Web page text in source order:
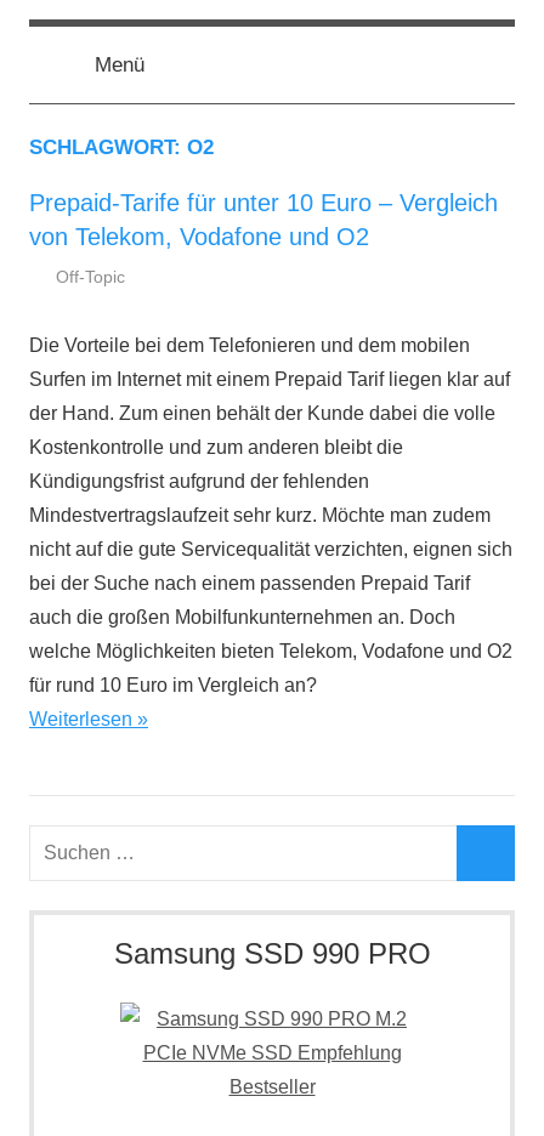
Zumssd-
ratgeber.de
SSD
Kaufberatung:
Empfehlung,
Menü
SCHLAGWORT: O2
Prepaid-Tarife für unter 10 Euro – Vergleich
von Telekom, Vodafone und O2
Februar
ratgeber.de
Off-Topic
Die Vorteile bei dem Telefonieren und dem mobilen
Surfen im Internet mit einem Prepaid Tarif liegen klar auf
der Hand. Zum einen behält der Kunde dabei die volle
Kostenkontrolle und zum anderen bleibt die
Kündigungsfrist aufgrund der fehlenden
Mindestvertragslaufzeit sehr kurz. Möchte man zudem
nicht auf die gute Servicequalität verzichten, eignen sich
bei der Suche nach einem passenden Prepaid Tarif
auch die großen Mobilfunkunternehmen an. Doch
welche Möglichkeiten bieten Telekom, Vodafone und O2
für rund 10 Euro im Vergleich an?
Weiterlesen
Suchen
Samsung SSD 990 PRO